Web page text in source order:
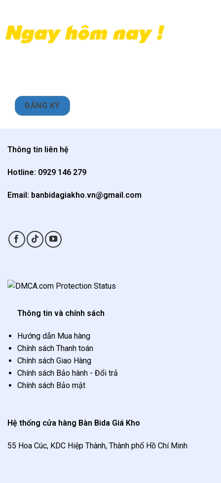
Thông tin liên hệ
Hotline: 0929 146 279
Email: banbidagiakho.vn@gmail.com
Thông tin và chính sách
Hướng dẫn Mua hàng
Chính sách Thanh toán
Chính sách Giao Hàng
Chính sách Bảo hành - Đổi trả
Chính sách Bảo mật
Hệ thống cửa hàng Bàn Bida Giá Kho
55 Hoa Cúc, KDC Hiệp Thành, Thành phố Hồ Chí Minh